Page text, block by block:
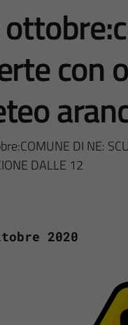
con
DI NE:
DALLE 12
2020